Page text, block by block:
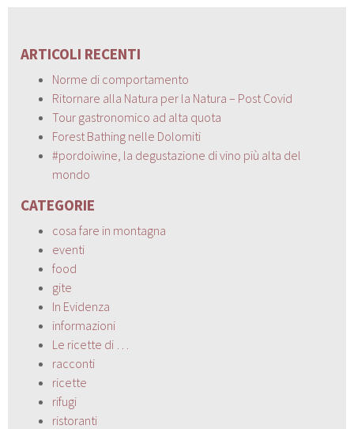
ARTICOLI RECENTI
Norme di comportamento
Ritornare alla Natura per la Natura – Post Covid
Tour gastronomico ad alta quota
Forest Bathing nelle Dolomiti
#pordoiwine, la degustazione di vino più alta del
mondo
CATEGORIE
cosa fare in montagna
eventi
food
gite
In Evidenza
informazioni
Le ricette di …
racconti
ricette
rifugi
ristoranti